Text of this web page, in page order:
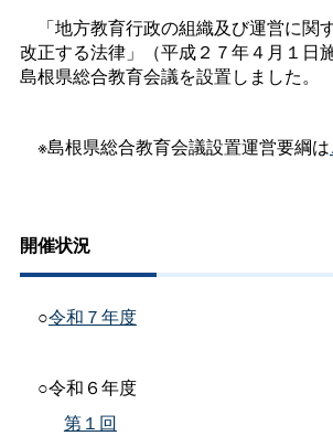
「地方教育行政の組織及び運営に関
改正する法律」（平成２７年４月１日
島根県総合教育会議を設置しました。
※島根県総合教育会議設置運営要綱は
開催状況
○令和７年度
○令和６年度
第１回